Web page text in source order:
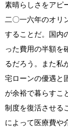
素晴らしさをアピ
二〇一六年のオリ
することだ。国内
った費用の半額を
るだろう。また私
宅ローンの優遇と
が余裕で暮らすこ
制度を復活させる
によって医療費や